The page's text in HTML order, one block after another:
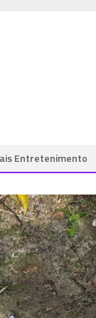
Entretenimento